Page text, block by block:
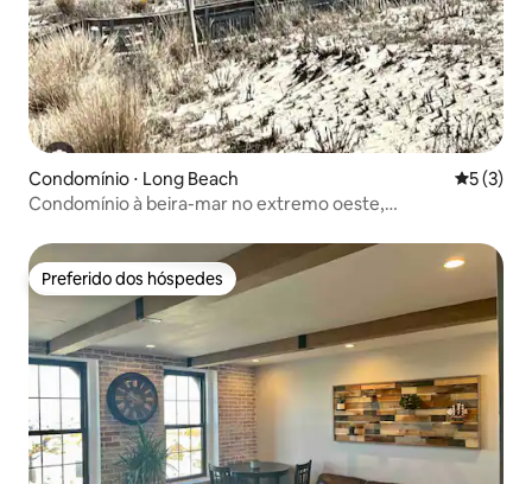
Condomínio ⋅ Long Beach 5 de
5 (3)
Condomínio à beira-mar no extremo oeste,
Preferido dos hóspedes
Preferido dos hóspedes